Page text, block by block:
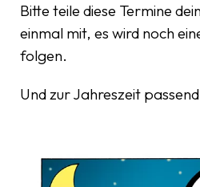
Bitte teile diese Termine
einmal mit, es wird noch
folgen.
Und zur Jahreszeit